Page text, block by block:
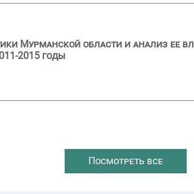
Мурманской области и анализ ее
2015 годы
Посмотреть все